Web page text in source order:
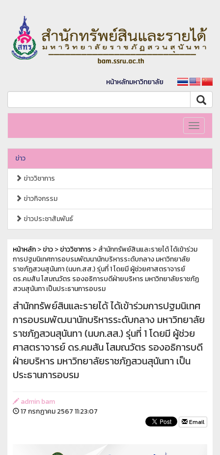
หน้าหลักมหาวิทยาลัย
Toggle
ข่าว
ข่าววิชาการ
ข่าวกิจกรรม
ข่าวประชาสัมพันธ์
หน้าหลัก>ข่าว>ข่าววิชาการ > สำนักทรัพย์สินและรายได้ ได้เข้าร่วม
การปฐมนิเทศการอบรมพัฒนานักบริหารระดับกลาง มหาวิทยาลัย
ราชภัฏสวนสุนันทา (นบก.สส.) รุ่นที่ 1 โดยมี ผู้ช่วยศาสตราจารย์
ดร.คมสัน โสมณวัตร รองอธิการบดีฝ่ายบริหาร มหาวิทยาลัยราชภัฏ
สวนสุนันทา เป็นประธานการอบรม
สำนักทรัพย์สินและรายได้ ได้เข้าร่วมการปฐมนิเทศ
การอบรมพัฒนานักบริหารระดับกลาง มหาวิทยาลัย
ราชภัฏสวนสุนันทา (นบก.สส.) รุ่นที่ 1 โดยมี ผู้ช่วย
ศาสตราจารย์ ดร.คมสัน โสมณวัตร รองอธิการบดี
ฝ่ายบริหาร มหาวิทยาลัยราชภัฏสวนสุนันทา เป็น
ประธานการอบรม
admin bam
17 กรกฏาคม 2567 11:23:07
Email